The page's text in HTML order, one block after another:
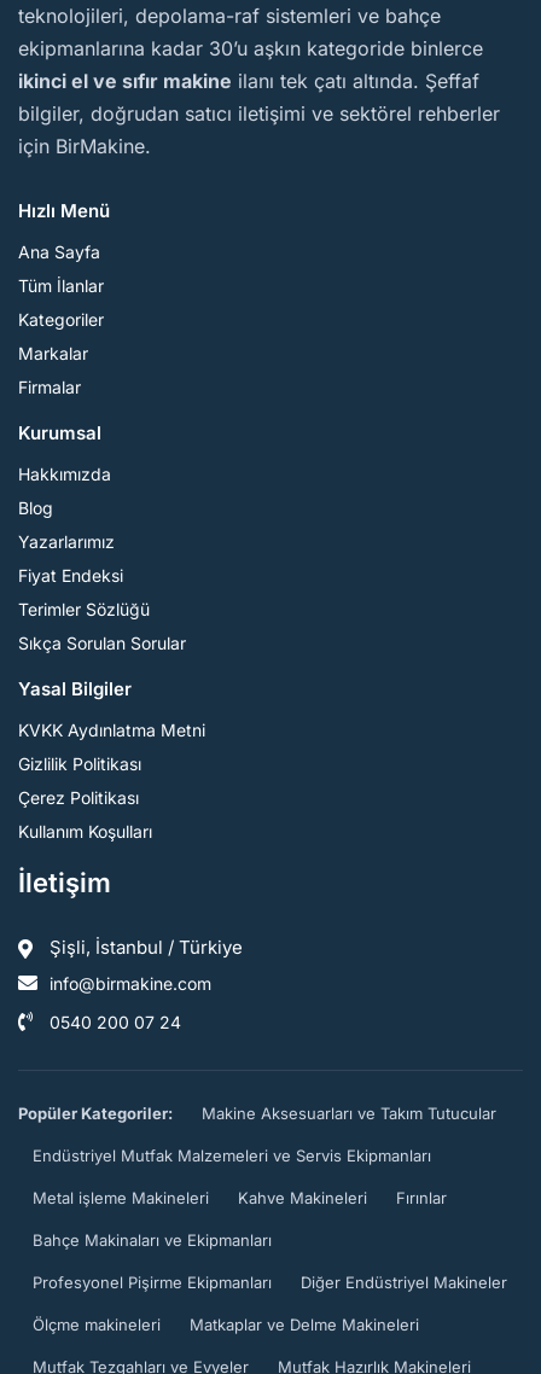
teknolojileri, depolama-raf sistemleri ve bahçe
ekipmanlarına kadar 30’u aşkın kategoride binlerce
ikinci el ve sıfır makine ilanı tek çatı altında. Şeffaf
bilgiler, doğrudan satıcı iletişimi ve sektörel rehberler
için BirMakine.
Hızlı Menü
Ana Sayfa
Tüm İlanlar
Kategoriler
Markalar
Firmalar
Kurumsal
Hakkımızda
Blog
Yazarlarımız
Fiyat Endeksi
Terimler Sözlüğü
Sıkça Sorulan Sorular
Yasal Bilgiler
KVKK Aydınlatma Metni
Gizlilik Politikası
Çerez Politikası
Kullanım Koşulları
İletişim
Şişli, İstanbul / Türkiye
info@birmakine.com
0540 200 07 24
Popüler Kategoriler: Makine Aksesuarları ve Takım Tutucular
Endüstriyel Mutfak Malzemeleri ve Servis Ekipmanları
Metal işleme Makineleri Kahve Makineleri Fırınlar
Bahçe Makinaları ve Ekipmanları
Profesyonel Pişirme Ekipmanları Diğer Endüstriyel Makineler
Ölçme makineleri Matkaplar ve Delme Makineleri
Mutfak Tezgahları ve Evyeler Mutfak Hazırlık Makineleri